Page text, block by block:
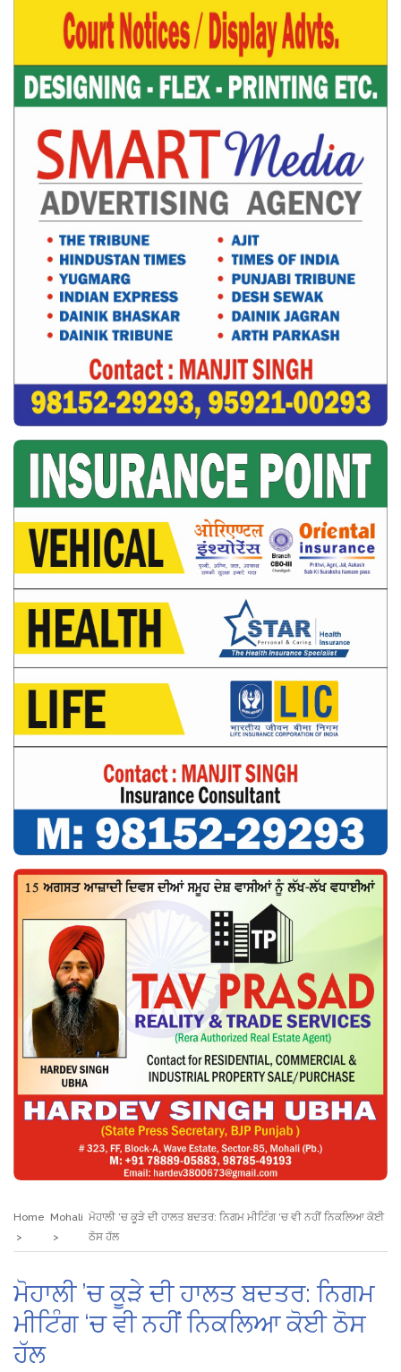
Home Mohali ਮੋਹਾਲੀ ’ਚ ਕੂੜੇ ਦੀ ਹਾਲਤ ਬਦਤਰ: ਨਿਗਮ ਮੀਟਿੰਗ ‘ਚ ਵੀ ਨਹੀਂ ਨਿਕਲਿਆ ਕੋਈ
ਠੋਸ ਹੱਲ
ਮੋਹਾਲੀ ’ਚ ਕੂੜੇ ਦੀ ਹਾਲਤ ਬਦਤਰ: ਨਿਗਮ
ਮੀਟਿੰਗ ‘ਚ ਵੀ ਨਹੀਂ ਨਿਕਲਿਆ ਕੋਈ ਠੋਸ
ਹੱਲ